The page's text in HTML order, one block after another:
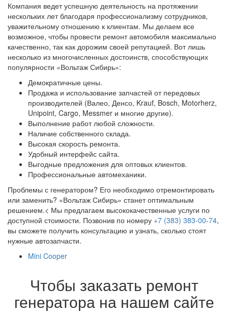
Компания ведет успешную деятельность на протяжении
нескольких лет благодаря профессионализму сотрудников,
уважительному отношению к клиентам. Мы делаем все
возможное, чтобы провести ремонт автомобиля максимально
качественно, так как дорожим своей репутацией. Вот лишь
несколько из многочисленных достоинств, способствующих
популярности «Вольтаж Сибирь»:
Демократичные цены.
Продажа и использование запчастей от передовых
производителей (Валео, Денсо, Krauf, Bosch, Motorherz,
Unipoint, Cargo, Messmer и многие другие).
Выполнение работ любой сложности.
Наличие собственного склада.
Высокая скорость ремонта.
Удобный интерфейс сайта.
Выгодные предложения для оптовых клиентов.
Профессиональные автомеханики.
Проблемы с генератором? Его необходимо отремонтировать
или заменить? «Вольтаж Сибирь» станет оптимальным
решением.< Мы предлагаем высококачественные услуги по
доступной стоимости. Позвонив по номеру +7 (383) 383-00-74,
вы сможете получить консультацию и узнать, сколько стоят
нужные автозапчасти.
Mini Cooper
Чтобы заказать ремонт
генератора на нашем сайте